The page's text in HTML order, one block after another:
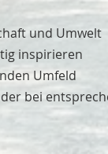
und Umwelt
inspirieren
Umfeld
bei